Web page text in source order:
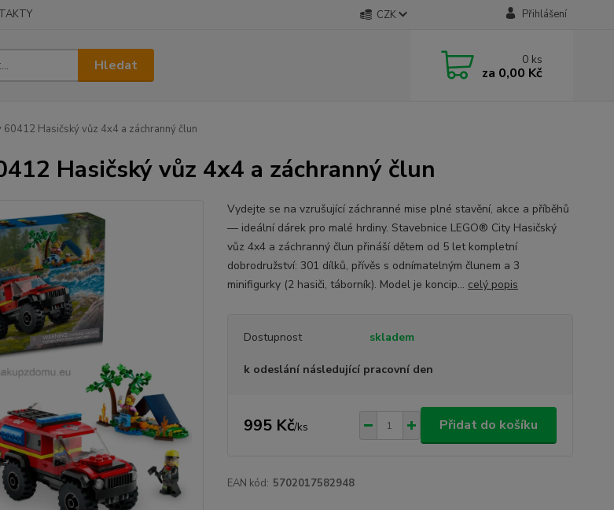
CZK Přihlášení
Hledat 0 ks
za 0,00 Kč
60412 Hasičský vůz 4x4 a záchranný člun
Hasičský vůz 4x4 a záchranný člun
Vydejte se na vzrušující záchranné mise plné stavění, akce a příběhů
— ideální dárek pro malé hrdiny. Stavebnice LEGO® City Hasičský
vůz 4x4 a záchranný člun přináší dětem od 5 let kompletní
dobrodružství: 301 dílků, přívěs s odnímatelným člunem a 3
minifigurky (2 hasiči, táborník). Model je koncip... celý popis
Dostupnost skladem
k odeslání následující pracovní den
995 Kč/ks Přidat do košíku
EAN kód: 5702017582948